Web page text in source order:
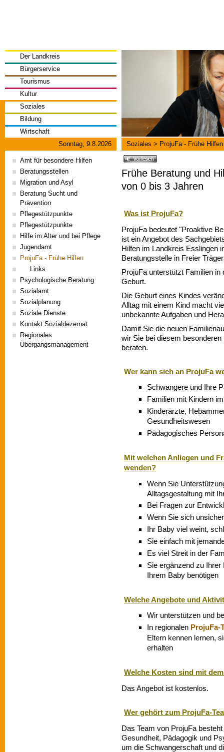
Der Landkreis
Bürgerservice
Tourismus
Kultur
Soziales
Bildung
Wirtschaft
Sonntag, 9.8.2026
Soziales > ProjuFa - Frühe Hilfen
Amt für besondere Hilfen
Beratungsstellen
Migration und Asyl
Beratung Sucht und
Prävention
Pflegestützpunkte
Pflegestützpunkte
Hilfe im Alter und bei Pflege
Jugendamt
ProjuFa - Frühe Hilfen
Links
Psychologische Beratung
Sozialamt
Sozialplanung
Soziale Dienste
Kontakt Sozialdezernat
Regionales
Übergangsmanagement
Frühe Beratung und
von 0 bis 3 Jahren
Was ist ProjuFa?
ProjuFa bedeutet "Proaktive
ist ein Angebot des
Hilfen im Landkreis Esslingen
Beratungsstelle in Freier
ProjuFa unterstützt Familien
Geburt.
Die Geburt eines Kindes
Alltag mit einem Kind macht
unbekannte Aufgaben und
Damit Sie die neuen
wir Sie bei diesem
beraten.
Wer kann sich an ProjuFa
Schwangere und Ihre
Familien mit Kindern
Kinderärzte,
Gesundheitswesen
Pädagogisches
Mit welchen Anliegen und
wenden?
Wenn Sie
Alltagsgestaltung mit
Bei Fragen zur
Wenn Sie sich
Ihr Baby viel weint,
Sie einfach mit
Es viel Streit in der
Sie ergänzend zu
Ihrem Baby benötigen
Welche Angebote und
Wir unterstützen und
In regionalen ProjuFa-
Eltern kennen lernen,
erhalten
Welche Kosten sind mit
Das Angebot ist kostenlos.
Wer gehört zum ProjuFa-
Das Team von ProjuFa
Gesundheit, Pädagogik und
um die Schwangerschaft und